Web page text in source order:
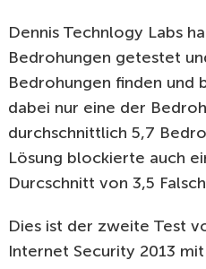
Dennis Technlogy Labs
Bedrohungen getestet
Bedrohungen finden und
dabei nur eine der
durchschnittlich 5,7
Lösung blockierte auch
Durcschnitt von 3,5
Dies ist der zweite Test
Internet Security 2013